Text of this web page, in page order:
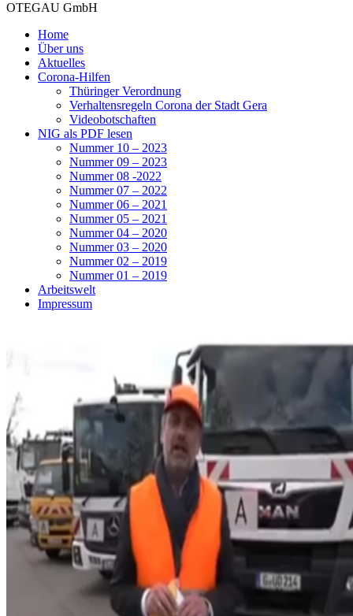
OTEGAU GmbH
Home
Über uns
Aktuelles
Corona-Hilfen
Thüringer Verordnung
Verhaltensregeln Corona der Stadt Gera
Videobotschaften
NIG als PDF lesen
Nummer 10 – 2023
Nummer 09 – 2023
Nummer 08 -2022
Nummer 07 – 2022
Nummer 06 – 2021
Nummer 05 – 2021
Nummer 04 – 2020
Nummer 03 – 2020
Nummer 02 – 2019
Nummer 01 – 2019
Arbeitswelt
Impressum